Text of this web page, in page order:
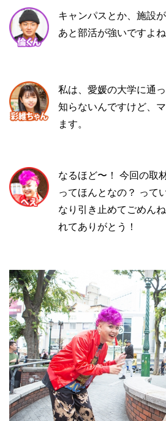
キャンパスとか、施設
あと部活が強いですよね
私は、愛媛の大学に通
知らないんですけど、
ます。
なるほど〜！ 今回の取
ってほんとなの？ って
なり引き止めてごめん
れてありがとう！